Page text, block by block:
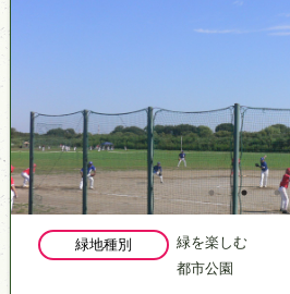
緑地種別
緑を楽しむ
都市公園